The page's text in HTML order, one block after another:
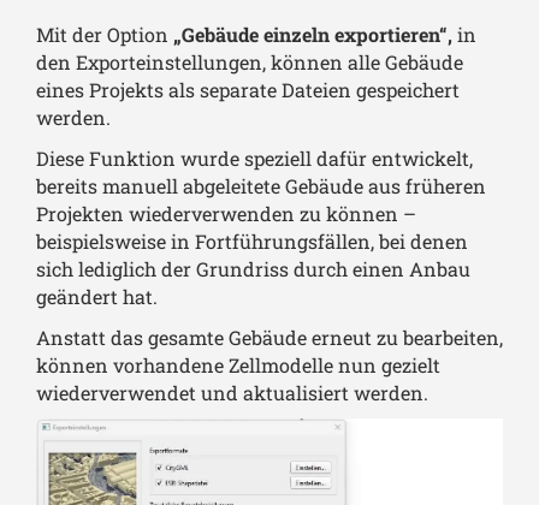
Mit der Option „Gebäude einzeln exportieren“, in
den Exporteinstellungen, können alle Gebäude
eines Projekts als separate Dateien gespeichert
werden.
Diese Funktion wurde speziell dafür entwickelt,
bereits manuell abgeleitete Gebäude aus früheren
Projekten wiederverwenden zu können –
beispielsweise in Fortführungsfällen, bei denen
sich lediglich der Grundriss durch einen Anbau
geändert hat.
Anstatt das gesamte Gebäude erneut zu bearbeiten,
können vorhandene Zellmodelle nun gezielt
wiederverwendet und aktualisiert werden.